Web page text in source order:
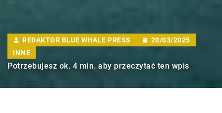
REDAKTOR BLUE WHALE PRESS
20/03/2025
INNE
Potrzebujesz ok. 4 min. aby przeczytać ten wpis